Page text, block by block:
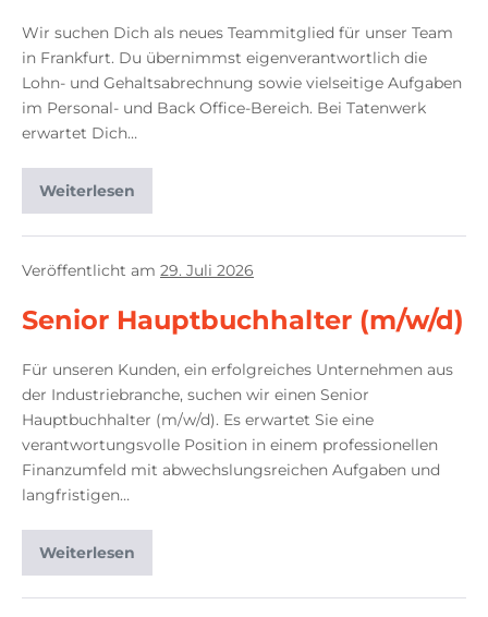
Wir suchen Dich als neues Teammitglied für unser Team
in Frankfurt. Du übernimmst eigenverantwortlich die
Lohn- und Gehaltsabrechnung sowie vielseitige Aufgaben
im Personal- und Back Office-Bereich. Bei Tatenwerk
erwartet Dich…
Weiterlesen
Veröffentlicht am 29. Juli 2026
Senior Hauptbuchhalter (m/w/d)
Für unseren Kunden, ein erfolgreiches Unternehmen aus
der Industriebranche, suchen wir einen Senior
Hauptbuchhalter (m/w/d). Es erwartet Sie eine
verantwortungsvolle Position in einem professionellen
Finanzumfeld mit abwechslungsreichen Aufgaben und
langfristigen…
Weiterlesen